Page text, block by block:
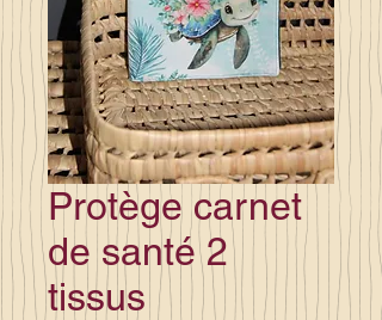
Protège carnet
de santé 2
tissus